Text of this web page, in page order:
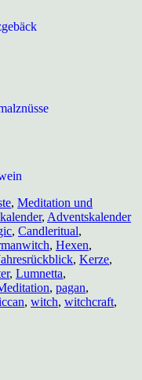
, Meditation und
, Adventskalender
, Candleritual,
, Hexen,
, Kerze,
, Lumnetta,
, pagan,
, witch, witchcraft,